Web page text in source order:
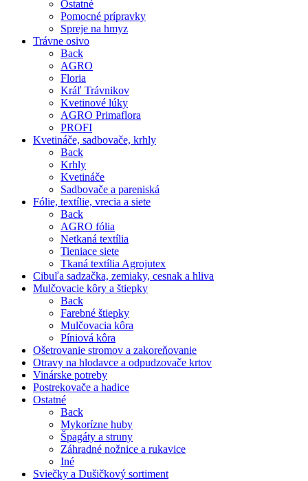
Ostatné
Pomocné prípravky
Spreje na hmyz
Trávne osivo
Back
AGRO
Floria
Kráľ Trávnikov
Kvetinové lúky
AGRO Primaflora
PROFI
Kvetináče, sadbovače, krhly
Back
Krhly
Kvetináče
Sadbovače a pareniská
Fólie, textílie, vrecia a siete
Back
AGRO fólia
Netkaná textília
Tieniace siete
Tkaná textília Agrojutex
Cibuľa sadzačka, zemiaky, cesnak a hliva
Mulčovacie kôry a štiepky
Back
Farebné štiepky
Mulčovacia kôra
Píniová kôra
Ošetrovanie stromov a zakoreňovanie
Otravy na hlodavce a odpudzovače krtov
Vinárske potreby
Postrekovače a hadice
Ostatné
Back
Mykorízne huby
Špagáty a struny
Záhradné nožnice a rukavice
Iné
Sviečky a Dušičkový sortiment